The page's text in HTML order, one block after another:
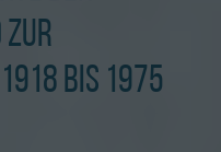
zur
bis 1975